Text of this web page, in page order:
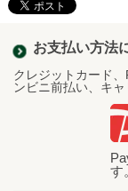
お支払い方法
クレジットカード
ンビニ前払い、キ
す